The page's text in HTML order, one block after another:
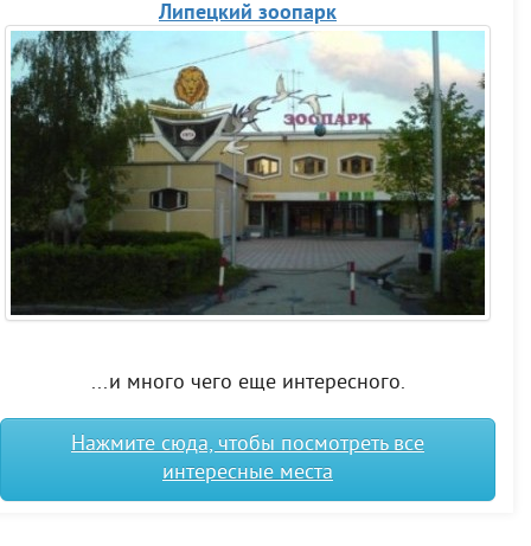
Липецкий зоопарк
...и много чего еще интересного.
Нажмите сюда, чтобы посмотреть все
интересные места